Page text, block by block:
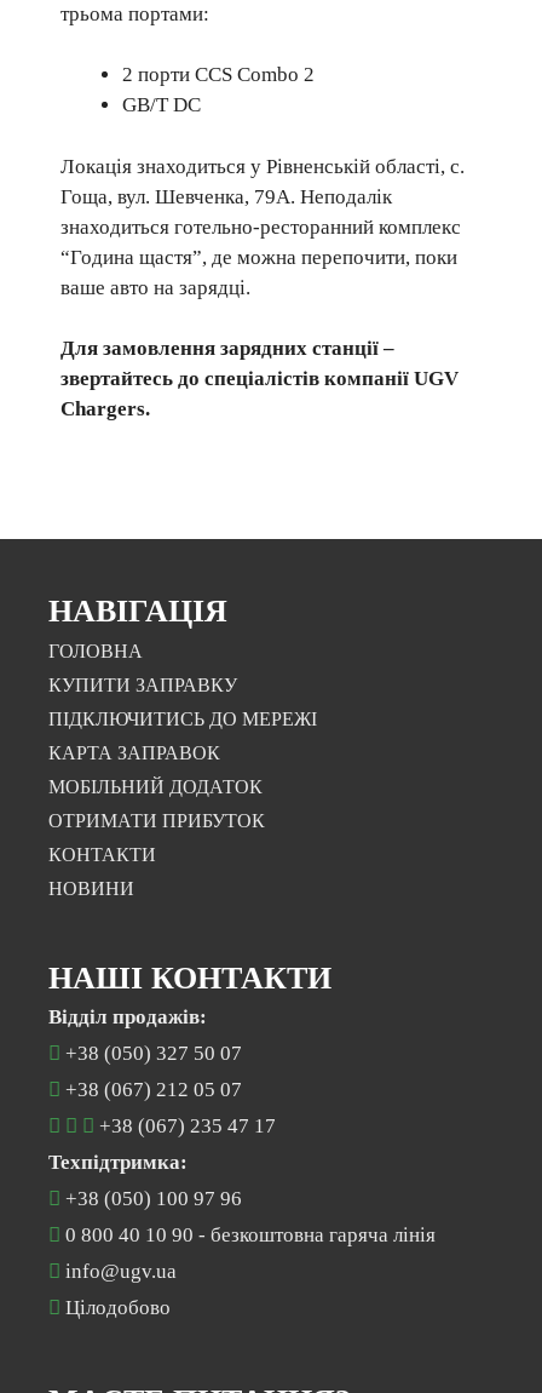
трьома портами:
2 порти CCS Combo 2
GB/T DC
Локація знаходиться у Рівненській області, с.
Гоща, вул. Шевченка, 79А. Неподалік
знаходиться готельно-ресторанний комплекс
“Година щастя”, де можна перепочити, поки
ваше авто на зарядці.
Для замовлення зарядних станції –
звертайтесь до спеціалістів компанії UGV
Chargers.
НАВІГАЦІЯ
ГОЛОВНА
КУПИТИ ЗАПРАВКУ
ПІДКЛЮЧИТИСЬ ДО МЕРЕЖІ
КАРТА ЗАПРАВОК
МОБІЛЬНИЙ ДОДАТОК
ОТРИМАТИ ПРИБУТОК
КОНТАКТИ
НОВИНИ
НАШІ КОНТАКТИ
Відділ продажів:
+38 (050) 327 50 07
+38 (067) 212 05 07
+38 (067) 235 47 17
Техпідтримка:
+38 (050) 100 97 96
0 800 40 10 90 - безкоштовна гаряча лінія
info@ugv.ua
Цілодобово